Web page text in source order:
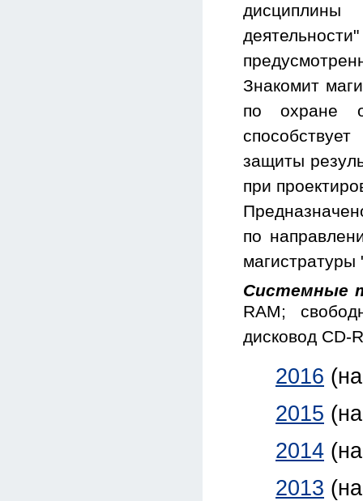
Знакомит
по охране
защиты
при
по
Системные
RAM;
дисковод
2016
2015
2014
2013